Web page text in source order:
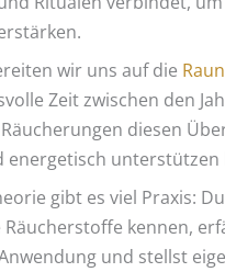
wir uns auf die
Zeit zwischen den
diesen
energetisch unterstützen
gibt es viel Praxis:
kennen,
und stellst